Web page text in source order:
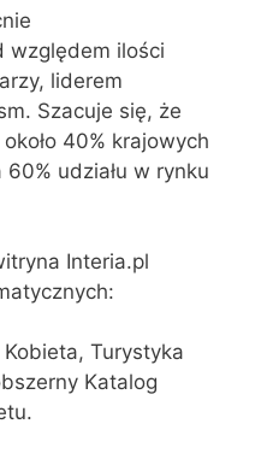
względem ilości
liderem
Szacuje się, że
40% krajowych
udziału w rynku
Interia.pl
Turystyka
Katalog